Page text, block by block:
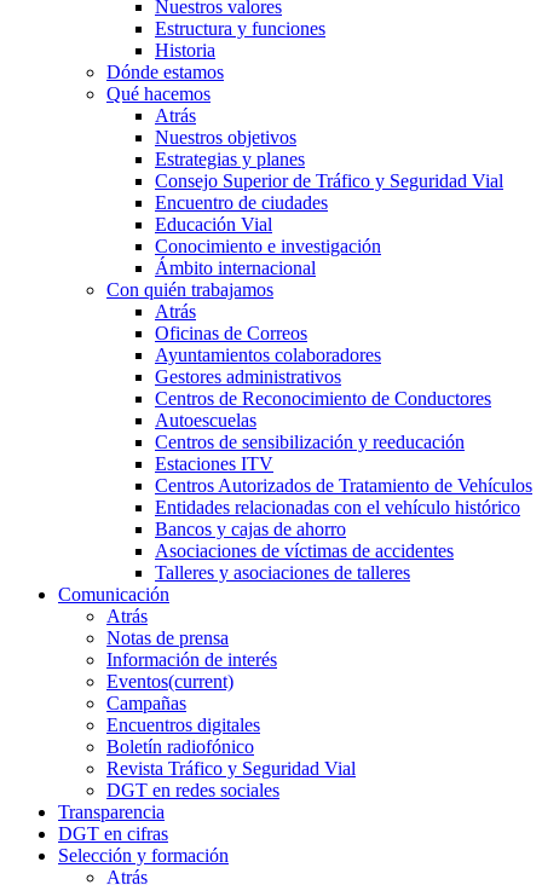
Nuestros valores
Estructura y funciones
Historia
Dónde estamos
Qué hacemos
Atrás
Nuestros objetivos
Estrategias y planes
Consejo Superior de Tráfico y Seguridad Vial
Encuentro de ciudades
Educación Vial
Conocimiento e investigación
Ámbito internacional
Con quién trabajamos
Atrás
Oficinas de Correos
Ayuntamientos colaboradores
Gestores administrativos
Centros de Reconocimiento de Conductores
Autoescuelas
Centros de sensibilización y reeducación
Estaciones ITV
Centros Autorizados de Tratamiento de Vehículos
Entidades relacionadas con el vehículo histórico
Bancos y cajas de ahorro
Asociaciones de víctimas de accidentes
Talleres y asociaciones de talleres
Comunicación
Atrás
Notas de prensa
Información de interés
Eventos(current)
Campañas
Encuentros digitales
Boletín radiofónico
Revista Tráfico y Seguridad Vial
DGT en redes sociales
Transparencia
DGT en cifras
Selección y formación
Atrás